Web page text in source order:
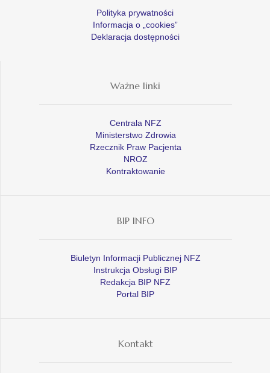
Polityka prywatności
Informacja o „cookies”
Deklaracja dostępności
Ważne linki
Centrala NFZ
Ministerstwo Zdrowia
Rzecznik Praw Pacjenta
NROZ
Kontraktowanie
BIP INFO
Biuletyn Informacji Publicznej NFZ
Instrukcja Obsługi BIP
Redakcja BIP NFZ
Portal BIP
Kontakt